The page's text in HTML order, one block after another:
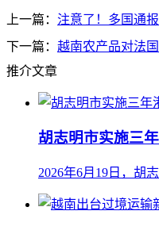
上一篇： 注意了！多国通
下一篇： 越南农产品对法
推介文章
胡志明市实施三
2026年6月19日，胡